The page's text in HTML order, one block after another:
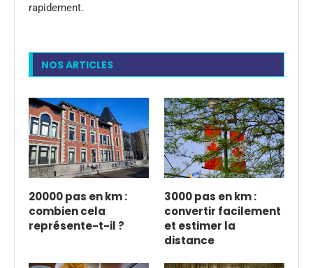
rapidement.
NOS ARTICLES
20000 pas en km :
combien cela
représente-t-il ?
3000 pas en km :
convertir facilement
et estimer la
distance